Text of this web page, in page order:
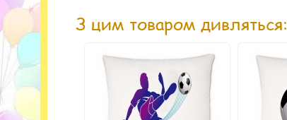
З цим товаром дивляться: